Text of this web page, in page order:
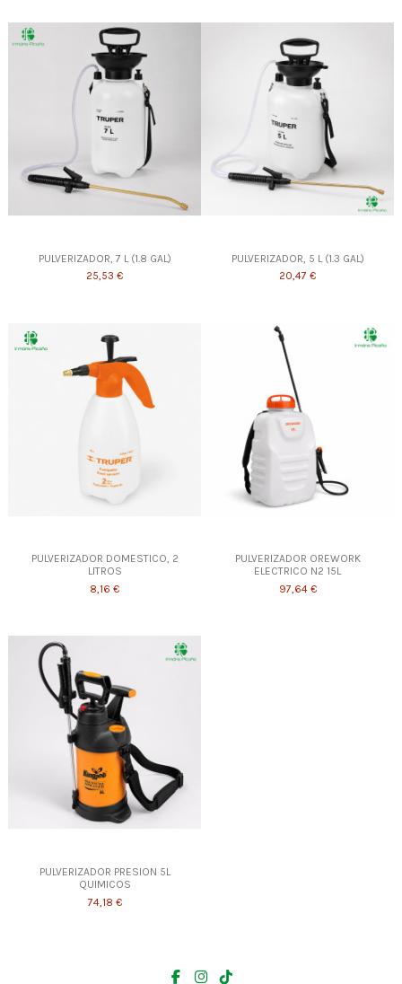
PULVERIZADOR, 7 L (1.8 GAL)
25,53 €
PULVERIZADOR, 5 L (1.3 GAL)
20,47 €
PULVERIZADOR DOMESTICO, 2
LITROS
8,16 €
PULVERIZADOR OREWORK
ELECTRICO N2 15L
97,64 €
PULVERIZADOR PRESION 5L
QUIMICOS
74,18 €